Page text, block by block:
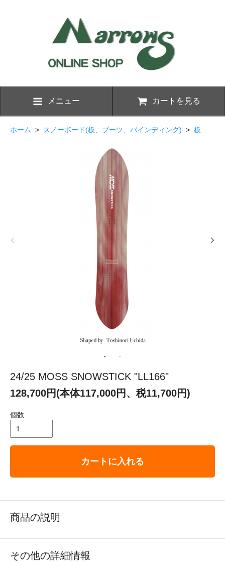
メニュー カートを見る
ホーム > スノーボード(板、ブーツ、バインディング) > 板
24/25 MOSS SNOWSTICK "LL166"
128,700円(本体117,000円、税11,700円)
個数
カートに入れる
商品の説明
その他の詳細情報